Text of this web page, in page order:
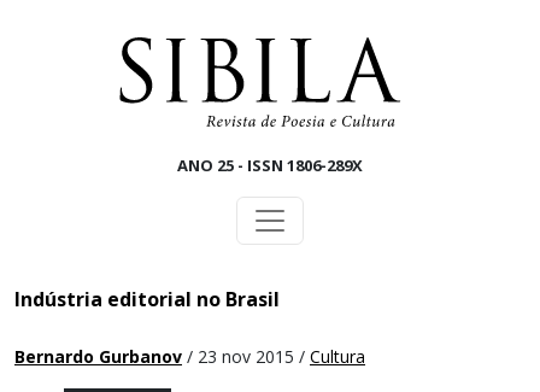
ANO 25 - ISSN 1806-289X
Indústria editorial no Brasil
Bernardo Gurbanov / 23 nov 2015 / Cultura